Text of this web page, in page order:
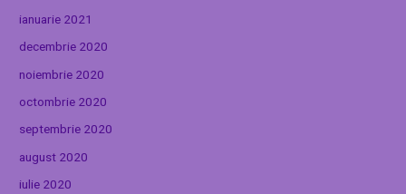
ianuarie 2021
decembrie 2020
noiembrie 2020
octombrie 2020
septembrie 2020
august 2020
iulie 2020